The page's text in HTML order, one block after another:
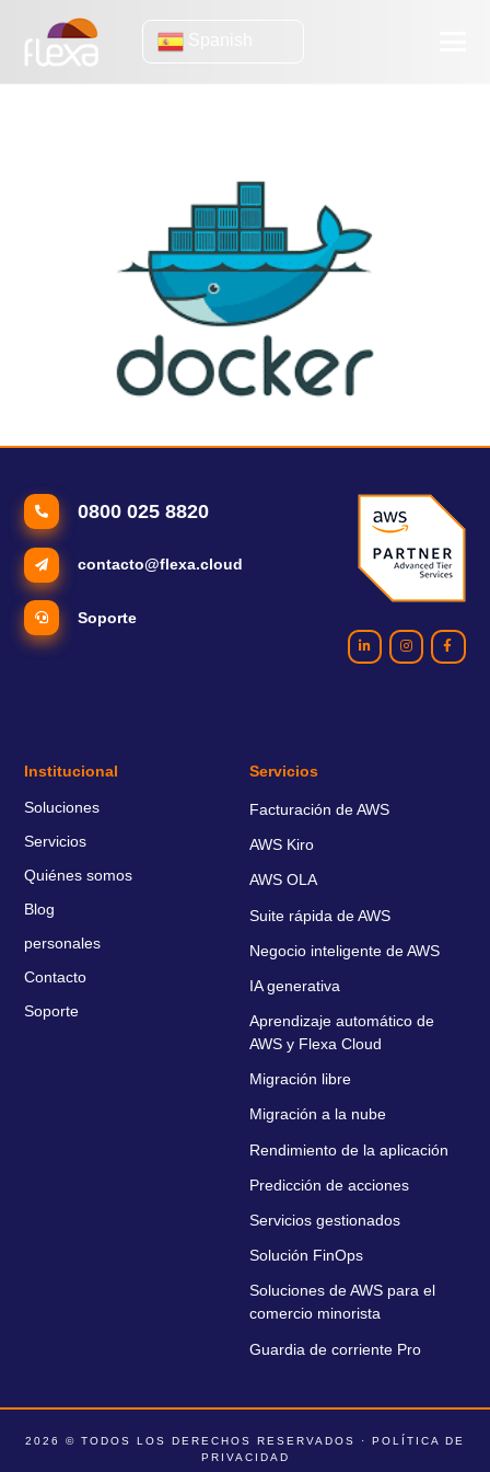
Spanish
0800 025 8820
contacto@flexa.cloud
Soporte
Institucional
Soluciones
Servicios
Quiénes somos
Blog
personales
Contacto
Soporte
Servicios
Facturación de AWS
AWS Kiro
AWS OLA
Suite rápida de AWS
Negocio inteligente de AWS
IA generativa
Aprendizaje automático de
AWS y Flexa Cloud
Migración libre
Migración a la nube
Rendimiento de la aplicación
Predicción de acciones
Servicios gestionados
Solución FinOps
Soluciones de AWS para el
comercio minorista
Guardia de corriente Pro
2026 © TODOS LOS DERECHOS RESERVADOS · POLÍTICA DE
PRIVACIDAD